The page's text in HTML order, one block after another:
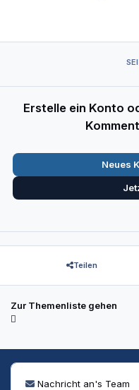
Erstelle ein Konto
Neues
Teilen
Zur Themenliste gehen
Nachricht an's Team